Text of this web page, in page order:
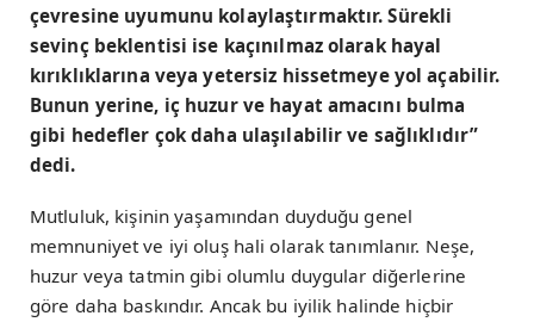
çevresine uyumunu kolaylaştırmaktır. Sürekli
sevinç beklentisi ise kaçınılmaz olarak hayal
kırıklıklarına veya yetersiz hissetmeye yol açabilir.
Bunun yerine, iç huzur ve hayat amacını bulma
gibi hedefler çok daha ulaşılabilir ve sağlıklıdır”
dedi.
Mutluluk, kişinin yaşamından duyduğu genel
memnuniyet ve iyi oluş hali olarak tanımlanır. Neşe,
huzur veya tatmin gibi olumlu duygular diğerlerine
göre daha baskındır. Ancak bu iyilik halinde hiçbir